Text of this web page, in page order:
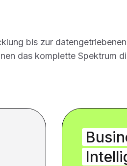
bis zur datengetriebenen
das komplette Spektrum